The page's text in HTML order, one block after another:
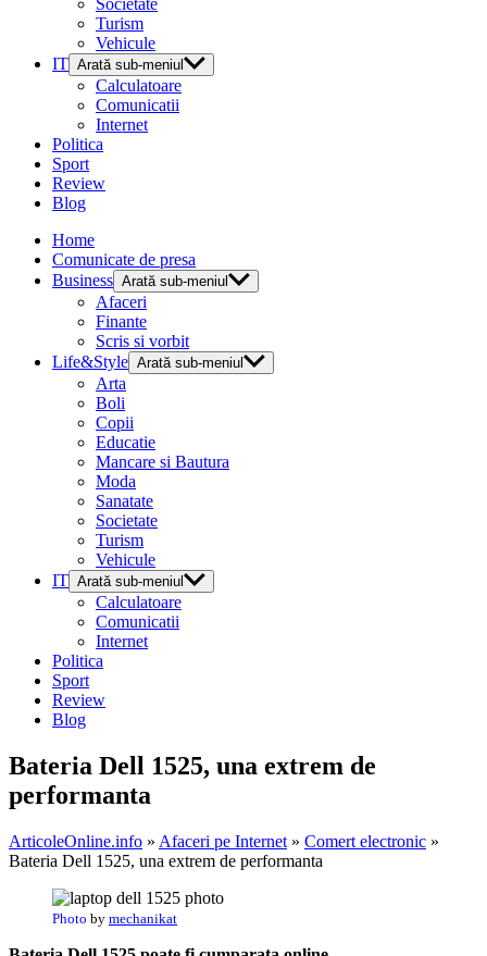
Societate
Turism
Vehicule
IT Arată sub-meniul
Calculatoare
Comunicatii
Internet
Politica
Sport
Review
Blog
Home
Comunicate de presa
Business Arată sub-meniul
Afaceri
Finante
Scris si vorbit
Life&Style Arată sub-meniul
Arta
Boli
Copii
Educatie
Mancare si Bautura
Moda
Sanatate
Societate
Turism
Vehicule
IT Arată sub-meniul
Calculatoare
Comunicatii
Internet
Politica
Sport
Review
Blog
Bateria Dell 1525, una extrem de
performanta
ArticoleOnline.info » Afaceri pe Internet » Comert electronic »
Bateria Dell 1525, una extrem de performanta
Photo by mechanikat